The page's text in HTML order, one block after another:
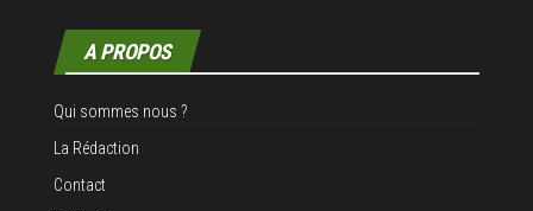
A PROPOS
Qui sommes nous ?
La Rédaction
Contact